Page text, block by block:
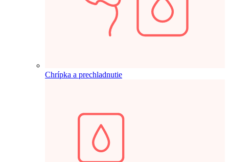
Chrípka a prechladnutie